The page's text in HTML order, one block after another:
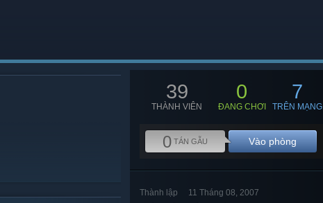
39
THÀNH VIÊN
0
ĐANG CHƠI
7
TRÊN MẠNG
0 TÁN GẪU Vào phòng
Thành lập
11 Tháng 08, 2007